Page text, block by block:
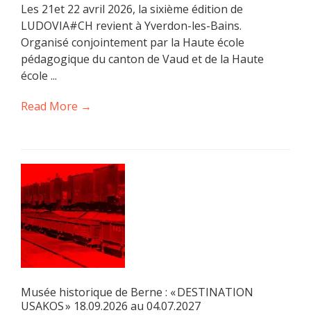
Les 21et 22 avril 2026, la sixième édition de
LUDOVIA#CH revient à Yverdon-les-Bains.
Organisé conjointement par la Haute école
pédagogique du canton de Vaud et de la Haute
école ...
Read More →
Musée historique de Berne : « DESTINATION
USAKOS » 18.09.2026 au 04.07.2027